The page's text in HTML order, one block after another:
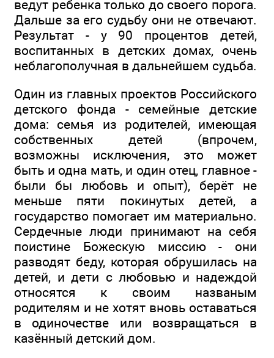
ведут ребенка только до своего порога.
Дальше за его судьбу они не отвечают.
Результат - у 90 процентов детей,
воспитанных в детских домах, очень
неблагополучная в дальнейшем судьба.
Один из главных проектов Российского
детского фонда - семейные детские
дома: семья из родителей, имеющая
собственных детей (впрочем,
возможны исключения, это может
быть и одна мать, и один отец, главное -
были бы любовь и опыт), берёт не
меньше пяти покинутых детей, а
государство помогает им материально.
Сердечные люди принимают на себя
поистине Божескую миссию - они
разводят беду, которая обрушилась на
детей, и дети с любовью и надеждой
относятся к своим названым
родителям и не хотят вновь оставаться
в одиночестве или возвращаться в
казённый детский дом.